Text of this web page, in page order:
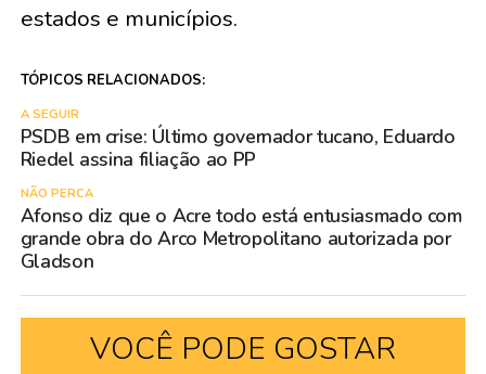
estados e municípios.
TÓPICOS RELACIONADOS:
A SEGUIR
PSDB em crise: Último governador tucano, Eduardo
Riedel assina filiação ao PP
NÃO PERCA
Afonso diz que o Acre todo está entusiasmado com
grande obra do Arco Metropolitano autorizada por
Gladson
VOCÊ PODE GOSTAR